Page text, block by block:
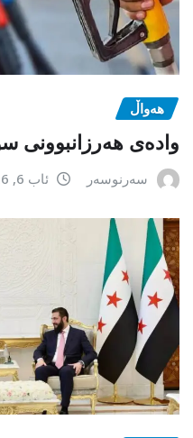
هەواڵ
وادەی هەرزانبوونی
سەرنوسەر ئاب 6, 2026